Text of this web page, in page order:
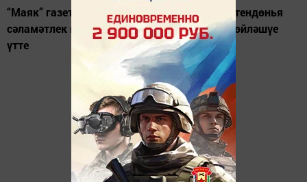
“Маяк” газетасы редакциясе бинасында Бөтендөнья
сәламәтлек көне уңаеннан “Түгәрәк өстәл” сөйләшүе
үтте